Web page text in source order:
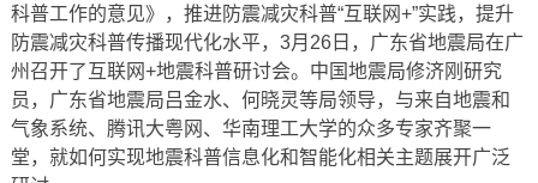
科普工作的意见》，推进防震减灾科普“互联网+”实践，提升
防震减灾科普传播现代化水平，3月26日，广东省地震局在广
州召开了互联网+地震科普研讨会。中国地震局修济刚研究
员，广东省地震局吕金水、何晓灵等局领导，与来自地震和
气象系统、腾讯大粤网、华南理工大学的众多专家齐聚一
堂，就如何实现地震科普信息化和智能化相关主题展开广泛